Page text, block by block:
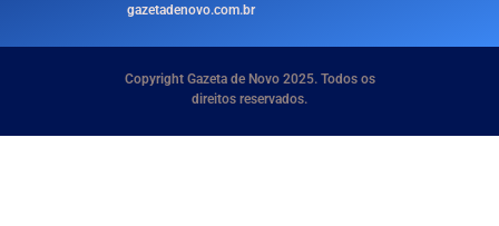
gazetadenovo.com.br
Copyright Gazeta de Novo 2025. Todos os
direitos reservados.